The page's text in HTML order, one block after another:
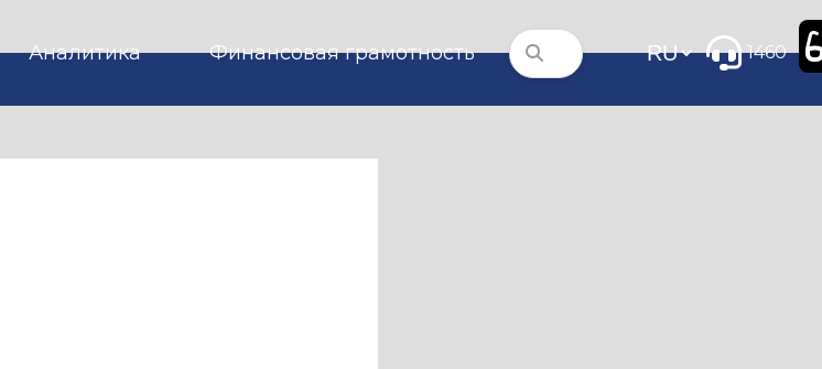
Аналитика Финансовая грамотность 1460